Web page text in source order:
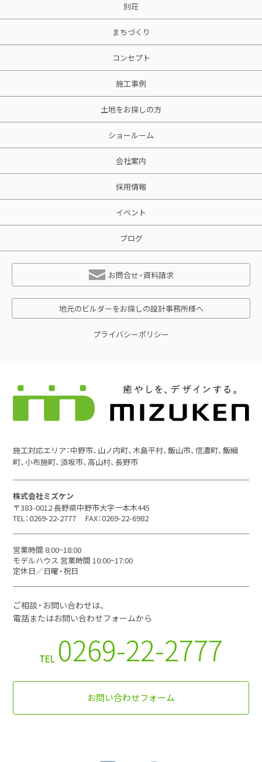
別荘
まちづくり
コンセプト
施工事例
土地をお探しの方
ショールーム
会社案内
採用情報
イベント
ブログ
お問合せ・資料請求
地元のビルダーをお探しの設計事務所様へ
プライバシーポリシー
施工対応エリア：中野市、山ノ内町、木島平村、飯山市、信濃町、飯綱
町、小布施町、須坂市、高山村、長野市
株式会社ミズケン
〒383-0012 長野県中野市大字一本木445
TEL：0269-22-2777
FAX：0269-22-6982
営業時間 8:00~18:00
モデルハウス 営業時間 10:00~17:00
定休日／日曜・祝日
ご相談・お問い合わせは、
電話またはお問い合わせフォームから
TEL 0269-22-2777
お問い合わせフォーム